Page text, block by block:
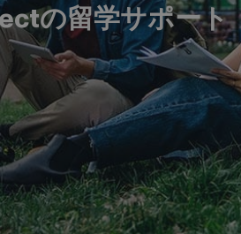
の留学サポート